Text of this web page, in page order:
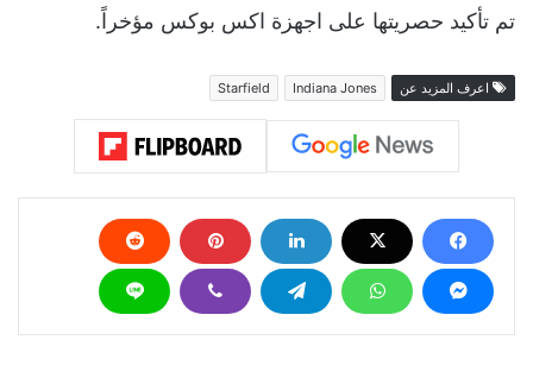
تم تأكيد حصريتها على اجهزة اكس بوكس مؤخراً.
اعرف المزيد عن Indiana Jones
Starfield